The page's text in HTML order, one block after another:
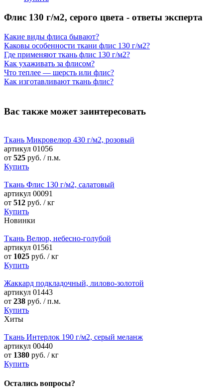
Флис 130 г/м2, серого цвета - ответы эксперта
Какие виды флиса бывают?
Каковы особенности ткани флис 130 г/м2?
Где применяют ткань флис 130 г/м2?
Как ухаживать за флисом?
Что теплее — шерсть или флис?
Как изготавливают ткань флис?
Вас также может заинтересовать
Ткань Микровелюр 430 г/м2, розовый
артикул 01056
от 525 руб. / п.м.
Купить
Ткань Флис 130 г/м2, салатовый
артикул 00091
от 512 руб. / кг
Купить
Новинки
Ткань Велюр, небесно-голубой
артикул 01561
от 1025 руб. / кг
Купить
Жаккард подкладочный, лилово-золотой
артикул 01443
от 238 руб. / п.м.
Купить
Хиты
Ткань Интерлок 190 г/м2, серый меланж
артикул 00440
от 1380 руб. / кг
Купить
Остались вопросы?